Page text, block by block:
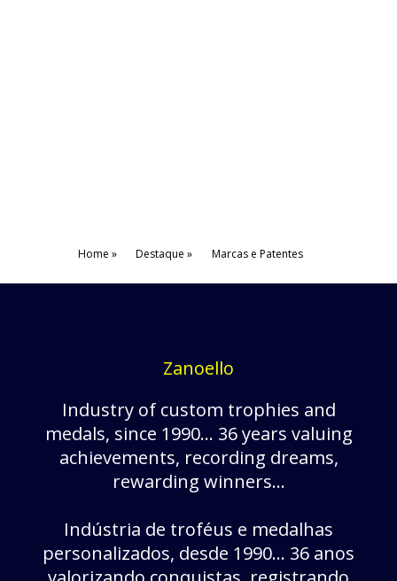
Home Destaque Marcas e Patentes
Zanoello
Industry of custom trophies and
medals, since 1990... 36 years valuing
achievements, recording dreams,
rewarding winners...
Indústria de troféus e medalhas
personalizados, desde 1990... 36 anos